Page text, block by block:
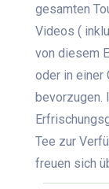
gesamten
Videos (
von diesem
oder in einer
bevorzugen.
Tee zur
freuen sich